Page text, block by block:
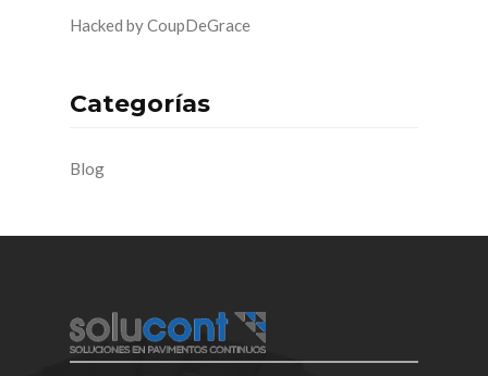
Hacked by CoupDeGrace
Categorías
Blog